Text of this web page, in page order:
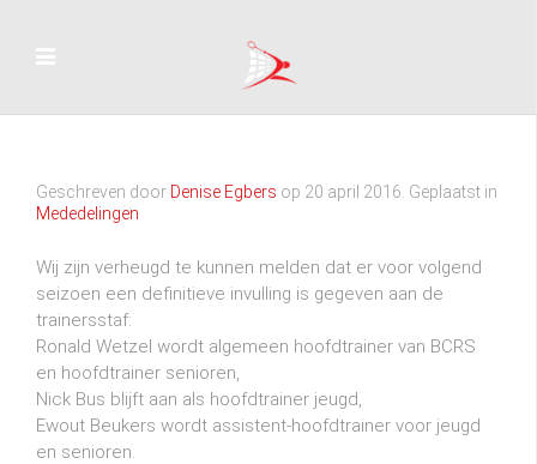
Geschreven door Denise Egbers op 20 april 2016 . Geplaatst in
Mededelingen
Wij zijn verheugd te kunnen melden dat er voor volgend
seizoen een definitieve invulling is gegeven aan de
trainersstaf:
Ronald Wetzel wordt algemeen hoofdtrainer van BCRS
en hoofdtrainer senioren,
Nick Bus blijft aan als hoofdtrainer jeugd,
Ewout Beukers wordt assistent-hoofdtrainer voor jeugd
en senioren.